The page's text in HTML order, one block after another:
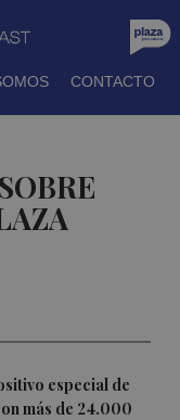
CONTACTO
especial de
más de 24.000